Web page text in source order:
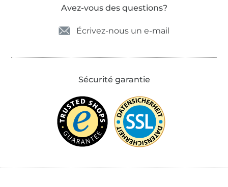
Avez-vous des questions?
Écrivez-nous un e-mail
Sécurité garantie